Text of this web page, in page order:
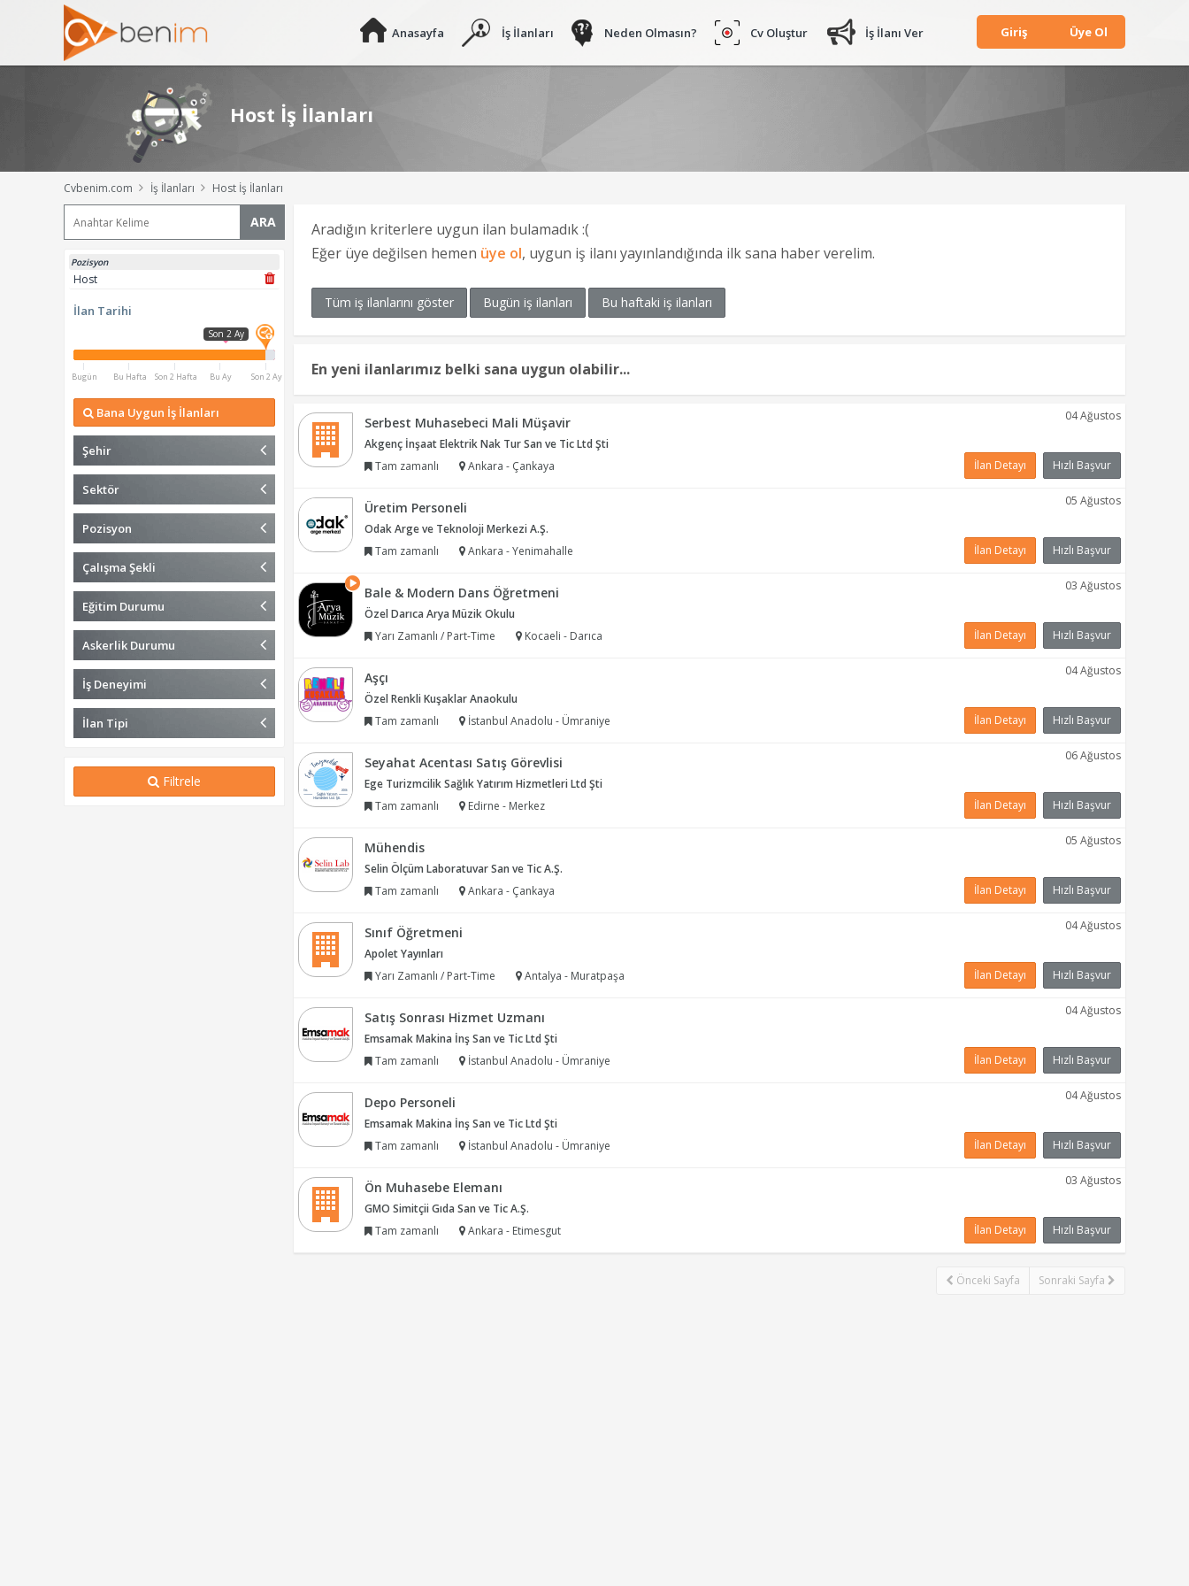
Anasayfa İş İlanları Neden Olmasın? Cv Oluştur İş İlanı Ver Giriş Üye Ol
Host İş İlanları
Cvbenim.com İş İlanları Host İş İlanları
ARA
Pozisyon
Host
İlan Tarihi
Son 2 Ay
Bugün Bu Hafta Son 2 Hafta Bu Ay Son 2 Ay
Bana Uygun İş İlanları
Şehir
Sektör
Pozisyon
Çalışma Şekli
Eğitim Durumu
Askerlik Durumu
İş Deneyimi
İlan Tipi
Filtrele
Aradığın kriterlere uygun ilan bulamadık :(
Eğer üye değilsen hemen üye ol, uygun iş ilanı yayınlandığında ilk sana haber verelim.
Tüm iş ilanlarını göster Bugün iş ilanları Bu haftaki iş ilanları
En yeni ilanlarımız belki sana uygun olabilir...
İlan Detayı Hızlı Başvur
04 Ağustos
Serbest Muhasebeci Mali Müşavir
Akgenç İnşaat Elektrik Nak Tur San ve Tic Ltd Şti
Tam zamanlı
Ankara - Çankaya
İlan Detayı Hızlı Başvur
05 Ağustos
Üretim Personeli
Odak Arge ve Teknoloji Merkezi A.Ş.
Tam zamanlı
Ankara - Yenimahalle
İlan Detayı Hızlı Başvur
03 Ağustos
Bale & Modern Dans Öğretmeni
Özel Darıca Arya Müzik Okulu
Yarı Zamanlı / Part-Time
Kocaeli - Darıca
İlan Detayı Hızlı Başvur
04 Ağustos
Aşçı
Özel Renkli Kuşaklar Anaokulu
Tam zamanlı
İstanbul Anadolu - Ümraniye
İlan Detayı Hızlı Başvur
06 Ağustos
Seyahat Acentası Satış Görevlisi
Ege Turizmcilik Sağlık Yatırım Hizmetleri Ltd Şti
Tam zamanlı
Edirne - Merkez
İlan Detayı Hızlı Başvur
05 Ağustos
Mühendis
Selin Ölçüm Laboratuvar San ve Tic A.Ş.
Tam zamanlı
Ankara - Çankaya
İlan Detayı Hızlı Başvur
04 Ağustos
Sınıf Öğretmeni
Apolet Yayınları
Yarı Zamanlı / Part-Time
Antalya - Muratpaşa
İlan Detayı Hızlı Başvur
04 Ağustos
Satış Sonrası Hizmet Uzmanı
Emsamak Makina İnş San ve Tic Ltd Şti
Tam zamanlı
İstanbul Anadolu - Ümraniye
İlan Detayı Hızlı Başvur
04 Ağustos
Depo Personeli
Emsamak Makina İnş San ve Tic Ltd Şti
Tam zamanlı
İstanbul Anadolu - Ümraniye
İlan Detayı Hızlı Başvur
03 Ağustos
Ön Muhasebe Elemanı
GMO Simitçii Gıda San ve Tic A.Ş.
Tam zamanlı
Ankara - Etimesgut
Önceki Sayfa Sonraki Sayfa